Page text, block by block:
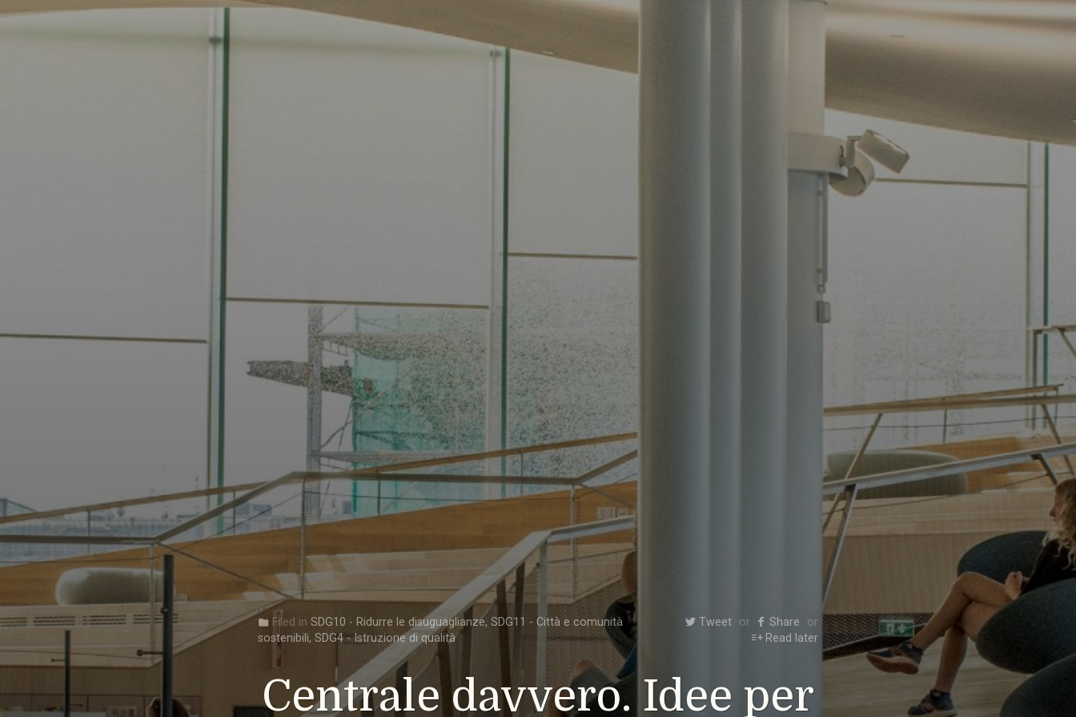
folder Filed in SDG10 - Ridurre le disuguaglianze, SDG11 - Città e comunità
sostenibili, SDG4 - Istruzione di qualità
Tweet
Share
Read later
Centrale davvero. Idee per